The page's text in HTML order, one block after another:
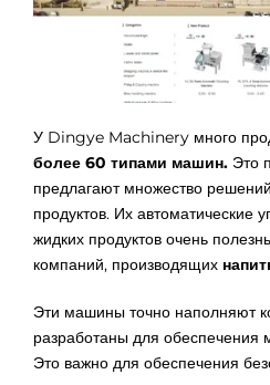
У Dingye Machinery много
более 60 типами машин. Это
предлагают множество
продуктов. Их автоматические
жидких продуктов очень
компаний, производящих
Эти машины точно наполняют
разработаны для обеспечения
Это важно для обеспечения